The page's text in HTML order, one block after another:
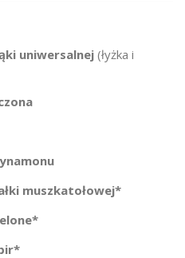
uniwersalnej (łyżka i
muszkatołowej*